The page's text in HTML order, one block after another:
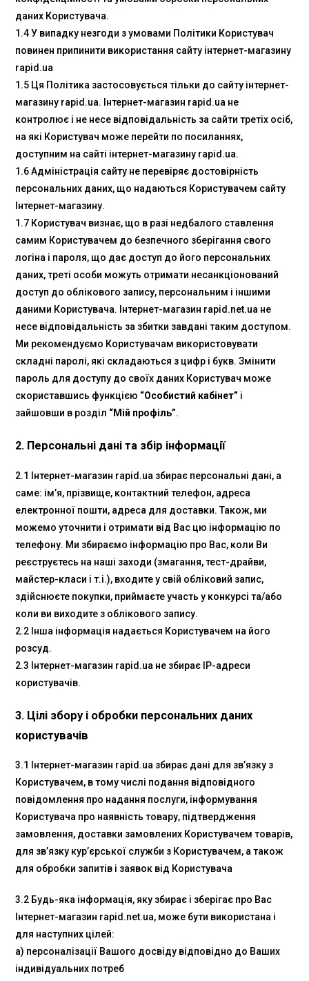
даних Користувача.
1.4 У випадку незгоди з умовами Політики Користувач
повинен припинити використання сайту інтернет-магазину
rapid.ua
1.5 Ця Політика застосовується тільки до сайту інтернет-
магазину rapid.ua. Інтернет-магазин rapid.ua не
контролює і не несе відповідальність за сайти третіх осіб,
на які Користувач може перейти по посиланнях,
доступним на сайті інтернет-магазину rapid.ua.
1.6 Адміністрація сайту не перевіряє достовірність
персональних даних, що надаються Користувачем сайту
Інтернет-магазину.
1.7 Користувач визнає, що в разі недбалого ставлення
самим Користувачем до безпечного зберігання свого
логіна і пароля, що дає доступ до його персональних
даних, треті особи можуть отримати несанкціонований
доступ до облікового запису, персональним і іншими
даними Користувача. Інтернет-магазин rapid.net.ua не
несе відповідальність за збитки завдані таким доступом.
Ми рекомендуємо Користувачам використовувати
складні паролі, які складаються з цифр і букв. Змінити
пароль для доступу до своїх даних Користувач може
скориставшись функцією “Особистий кабінет” і
зайшовши в розділ “Мій профіль”.
2. Персональні дані та збір інформації
2.1 Інтернет-магазин rapid.ua збирає персональні дані, а
саме: ім’я, прізвище, контактний телефон, адреса
електронної пошти, адреса для доставки. Також, ми
можемо уточнити і отримати від Вас цю інформацію по
телефону. Ми збираємо інформацію про Вас, коли Ви
реєструєтесь на наші заходи (змагання, тест-драйви,
майстер-класи і т.і.), входите у свій обліковий запис,
здійснюєте покупки, приймаєте участь у конкурсі та/або
коли ви виходите з облікового запису.
2.2 Інша інформація надається Користувачем на його
розсуд.
2.3 Інтернет-магазин rapid.ua не збирає IP-адреси
користувачів.
3. Цілі збору і обробки персональних даних
користувачів
3.1 Інтернет-магазин rapid.ua збирає дані для зв’язку з
Користувачем, в тому числі подання відповідного
повідомлення про надання послуги, інформування
Користувача про наявність товару, підтвердження
замовлення, доставки замовлених Користувачем товарів,
для зв’язку кур’єрської служби з Користувачем, а також
для обробки запитів і заявок від Користувача
3.2 Будь-яка інформація, яку збирає і зберігає про Вас
Інтернет-магазин rapid.net.ua, може бути використана і
для наступних цілей:
а) персоналізації Вашого досвіду відповідно до Ваших
індивідуальних потреб